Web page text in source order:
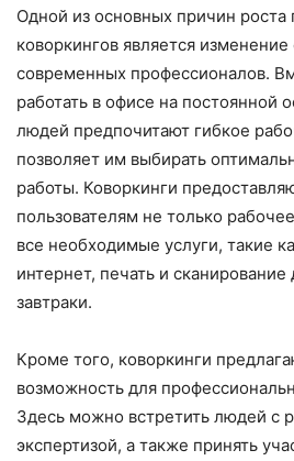
Одной из основных причин роста
коворкингов является
современных профессионалов.
работать в офисе на постоянной
людей предпочитают гибкое
позволяет им выбирать
работы. Коворкинги
пользователям не только
все необходимые услуги, такие
интернет, печать и
завтраки.
Кроме того, коворкинги
возможность для
Здесь можно встретить людей с
экспертизой, а также принять